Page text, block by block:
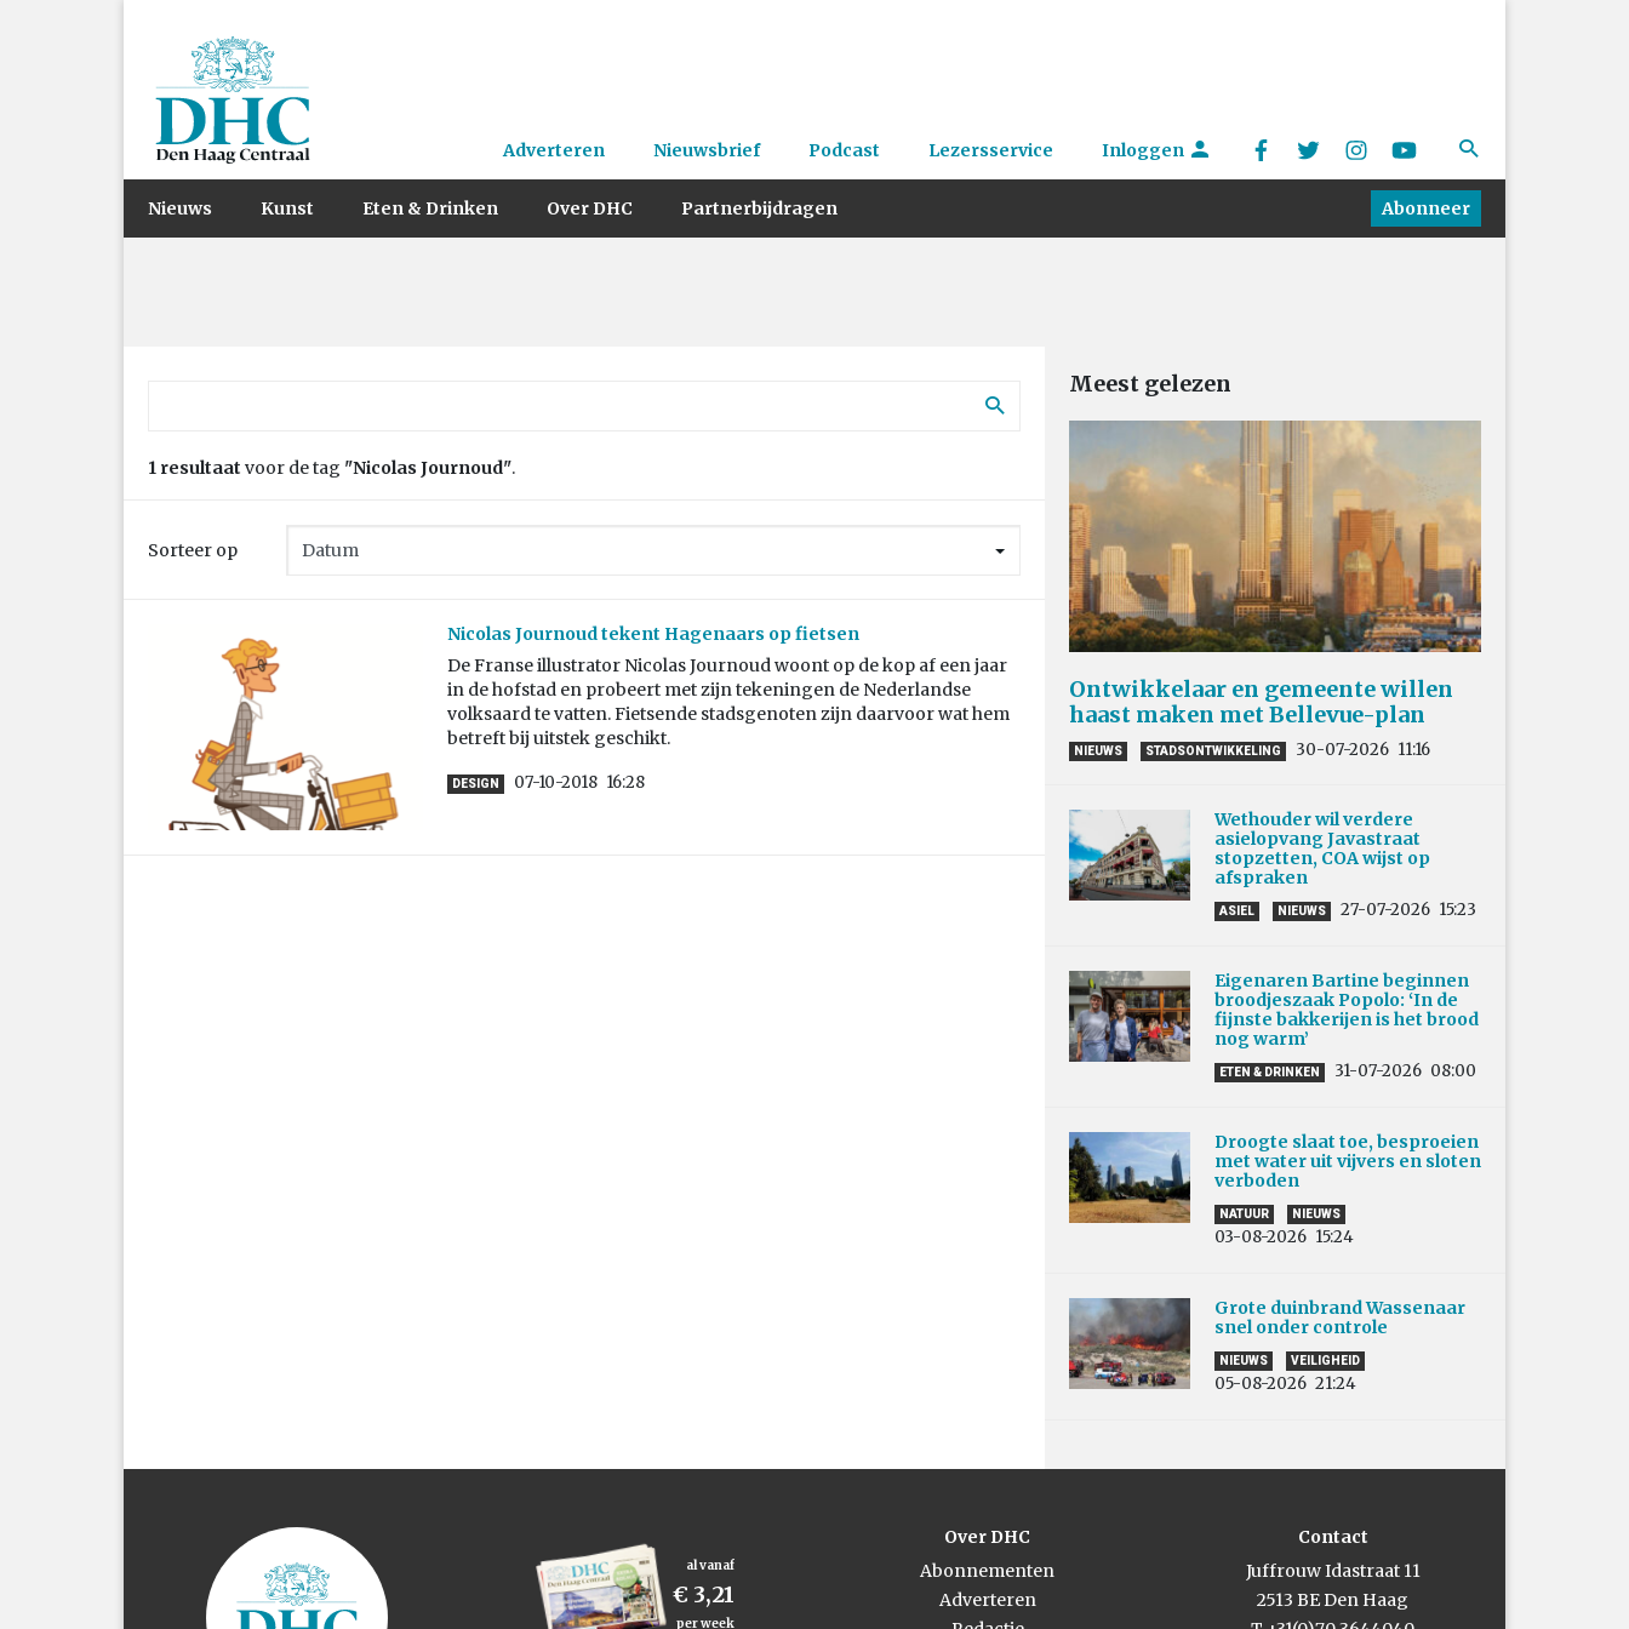
Adverteren Nieuwsbrief Podcast Lezersservice Inloggen
Nieuws Kunst Eten & Drinken Over DHC Partnerbijdragen Abonneer
1 resultaat voor de tag "Nicolas Journoud".
Sorteer op
Nicolas Journoud tekent Hagenaars op fietsen
De Franse illustrator Nicolas Journoud woont op de kop af een jaar
in de hofstad en probeert met zijn tekeningen de Nederlandse
volksaard te vatten. Fietsende stadsgenoten zijn daarvoor wat hem
betreft bij uitstek geschikt.
DESIGN 07-10-2018 16:28
Meest gelezen
Ontwikkelaar en gemeente willen
haast maken met Bellevue-plan
NIEUWS STADSONTWIKKELING 30-07-2026 11:16
Wethouder wil verdere
asielopvang Javastraat
stopzetten, COA wijst op
afspraken
ASIEL NIEUWS 27-07-2026 15:23
Eigenaren Bartine beginnen
broodjeszaak Popolo: ‘In de
fijnste bakkerijen is het brood
nog warm’
ETEN & DRINKEN 31-07-2026 08:00
Droogte slaat toe, besproeien
met water uit vijvers en sloten
verboden
NATUUR NIEUWS
03-08-2026 15:24
Grote duinbrand Wassenaar
snel onder controle
NIEUWS VEILIGHEID
05-08-2026 21:24
al vanaf
€ 3,21
per week
Over DHC
Abonnementen
Adverteren
Contact
Juffrouw Idastraat 11
2513 BE Den Haag